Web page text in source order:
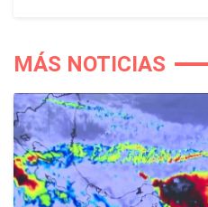
MÁS NOTICIAS